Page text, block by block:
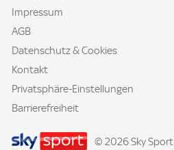
Impressum
AGB
Datenschutz & Cookies
Kontakt
Privatsphäre-Einstellungen
Barrierefreiheit
© 2026 Sky Sport